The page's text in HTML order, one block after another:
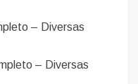
– Diversas
– Diversas